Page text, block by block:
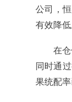
公司，
有效降低
在
同时通
果统配